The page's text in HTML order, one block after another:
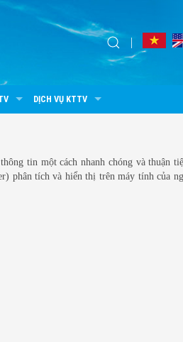
DỊCH VỤ KTTV
tin một cách nhanh chóng và thuận
phân tích và hiển thị trên máy tính của